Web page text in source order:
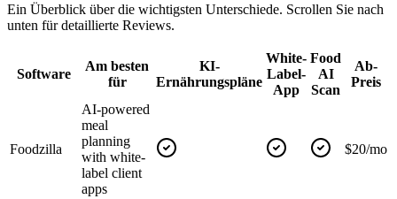
Ein Überblick über die wichtigsten Unterschiede. Scrollen Sie nach
unten für detaillierte Reviews.
Software
Am besten
für
KI-
Ernährungspläne
White-
Label-
App
Food
AI
Scan
Ab-
Preis
Foodzilla
AI-powered
meal
planning
with white-
label client
apps
$20/mo